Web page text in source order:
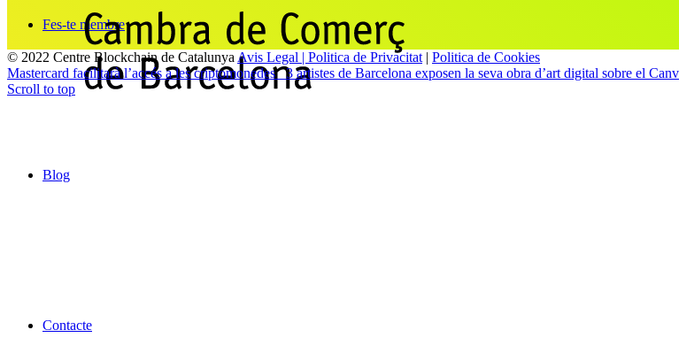
Fes-te membre
Blog
Contacte
© 2022 Centre Blockchain de Catalunya Avis Legal | Politica de Privacitat | Politica de Cookies
Mastercard facilitarà l’accés a les criptomonedes
3 artistes de Barcelona exposen la seva obra d’art digital sobre el
Scroll to top